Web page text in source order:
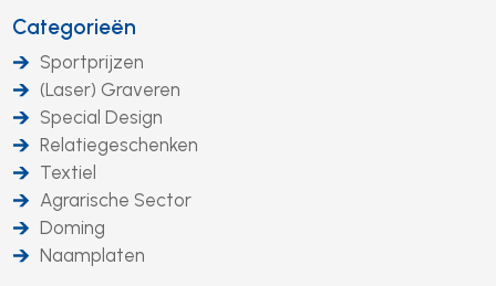
Categorieën
Sportprijzen
(Laser) Graveren
Special Design
Relatiegeschenken
Textiel
Agrarische Sector
Doming
Naamplaten